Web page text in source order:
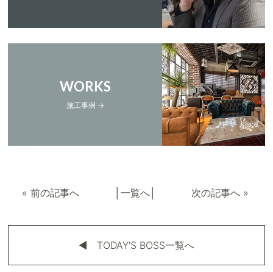
WORKS
施工事例 →
« 前の記事へ 一覧へ│ 次の記事へ»
◀︎ TODAY'S BOSS一覧へ